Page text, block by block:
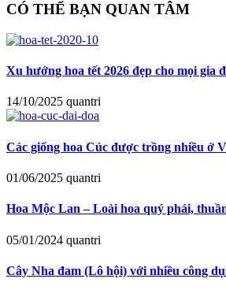
CÓ THỂ BẠN QUAN TÂM
Xu hướng hoa tết 2026 đẹp cho mọi gia
14/10/2025 quantri
Các giống hoa Cúc được trồng nhiều ở
01/06/2025 quantri
Hoa Mộc Lan – Loài hoa quý phái,
05/01/2024 quantri
Cây Nha đam (Lô hội) với nhiều công